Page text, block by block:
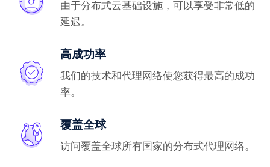
由于分布式云基础设施，可以享受非常低的
延迟。
高成功率
我们的技术和代理网络使您获得最高的成功
率。
覆盖全球
访问覆盖全球所有国家的分布式代理网络。